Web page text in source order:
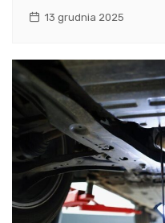
13 grudnia 2025